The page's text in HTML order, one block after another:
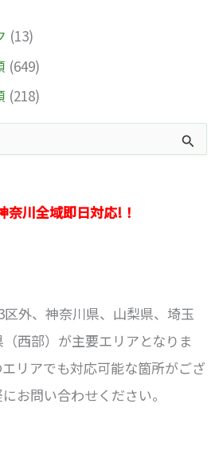
(13)
(649)
(218)
奈川全域即日対応!！
外、神奈川県、山梨県、埼玉
西部）が主要エリアとなりま
リアでも対応可能な箇所がござ
お問い合わせください。